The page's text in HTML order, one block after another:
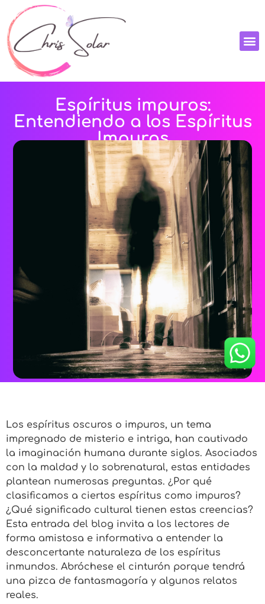
Espíritus impuros:
Entendiendo a los Espíritus
Impuros
Los espíritus oscuros o impuros, un tema
impregnado de misterio e intriga, han cautivado
la imaginación humana durante siglos. Asociados
con la maldad y lo sobrenatural, estas entidades
plantean numerosas preguntas. ¿Por qué
clasificamos a ciertos espíritus como impuros?
¿Qué significado cultural tienen estas creencias?
Esta entrada del blog invita a los lectores de
forma amistosa e informativa a entender la
desconcertante naturaleza de los espíritus
inmundos. Abróchese el cinturón porque tendrá
una pizca de fantasmagoría y algunos relatos
reales.